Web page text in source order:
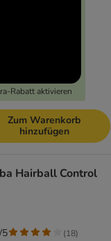
Rabatt aktivieren
Zum Warenkorb
hinzufügen
Hairball Control
5 (18)